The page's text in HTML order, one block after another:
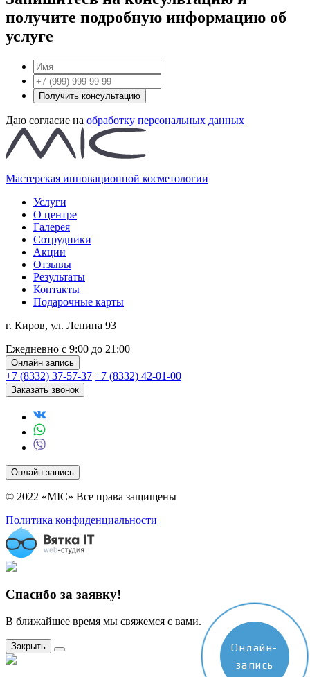
получите подробную информацию об
услуге
Получить консультацию
Даю согласие на обработку персональных данных
Мастерская инновационной косметологии
Услуги
О центре
Галерея
Сотрудники
Акции
Отзывы
Результаты
Контакты
Подарочные карты
г. Киров, ул. Ленина 93
Ежедневно с 9:00 до 21:00
Онлайн запись
+7 (8332) 37-57-37 +7 (8332) 42-01-00
Заказать звонок
Онлайн запись
© 2022 «MIC» Все права защищены
Политика конфиденциальности
Спасибо за заявку!
В ближайшее время мы свяжемся с вами.
Закрыть
Онлайн-
запись